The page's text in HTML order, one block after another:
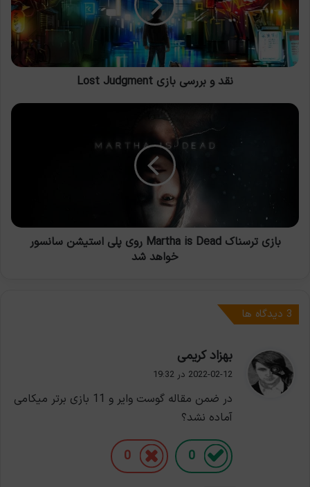
Lost
Judgment
نقد و بررسی بازی Lost Judgment
بازی
استیشن
سانسور
خواهد
بازی ترسناک Martha is Dead روی پلی استیشن سانسور
خواهد شد
‫3 دیدگاه ها
بهزاد کریمی
ف
:
2022-02-12 در 19:32
در ضمن مقاله گوست وایر و 11 بازی برتر میکامی
آماده نشد؟
0
0